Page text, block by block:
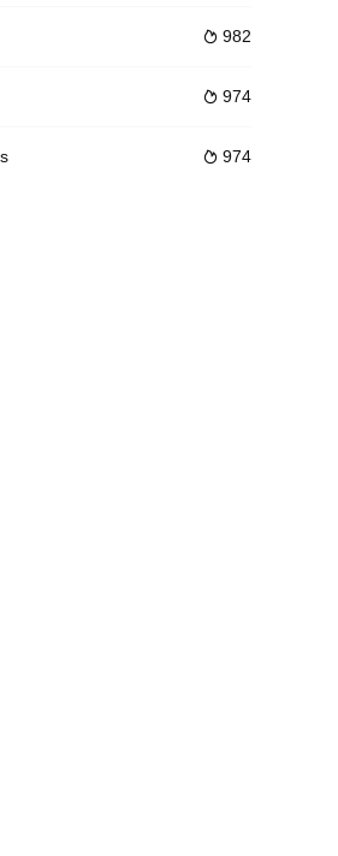
故事
头垢面口齿不清。十年后的她才学满腹、
的柳青青。二人卷入柳刘两家武学世家纷争
强强联手，携手霍仙姑（陈瑶 饰）与九门诸
民营邵梁、孙希光和黄鹰等人开始筹备建立冀南
遭满门流放，楚父以死鸣冤。楚家大小姐楚
小
的艰难过程。案件设计采用 “积案
的“无用之人”；共享同一具躯体的人格“刮刮
 982
 974
 974